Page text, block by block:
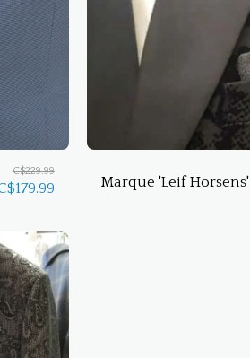
C$229.99
179.99 Marque 'Leif Horsens'